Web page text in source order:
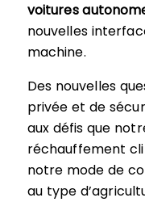
voitures
nouvelles
machine.
Des nouvelles
privée et de
aux défis que
réchauffement
notre mode de
au type